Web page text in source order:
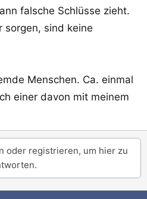
falsche Schlüsse zieht.
sorgen, sind keine
Menschen. Ca. einmal
einer davon mit meinem
oder registrieren, um hier zu